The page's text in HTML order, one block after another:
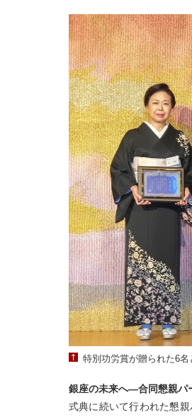
特別功労賞が贈られた6名
銀座の未来へ—合同懇親パ
式典に続いて行われた懇